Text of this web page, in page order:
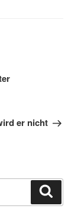
er nicht